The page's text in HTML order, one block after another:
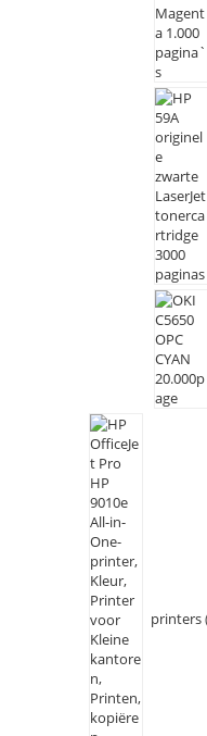
printers